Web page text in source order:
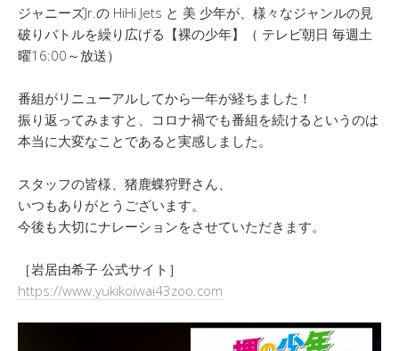
ジャニーズJr.の HiHi Jets と 美 少年が、様々なジャンルの見
破りバトルを繰り広げる【裸の少年】（ テレビ朝日 毎週土
曜16:00～放送）
番組がリニューアルしてから一年が経ちました！
振り返ってみますと、コロナ禍でも番組を続けるというのは
本当に大変なことであると実感しました。
スタッフの皆様、猪鹿蝶狩野さん、
いつもありがとうございます。
今後も大切にナレーションをさせていただきます。
［岩居由希子 公式サイト］
https://www.yukikoiwai43zoo.com